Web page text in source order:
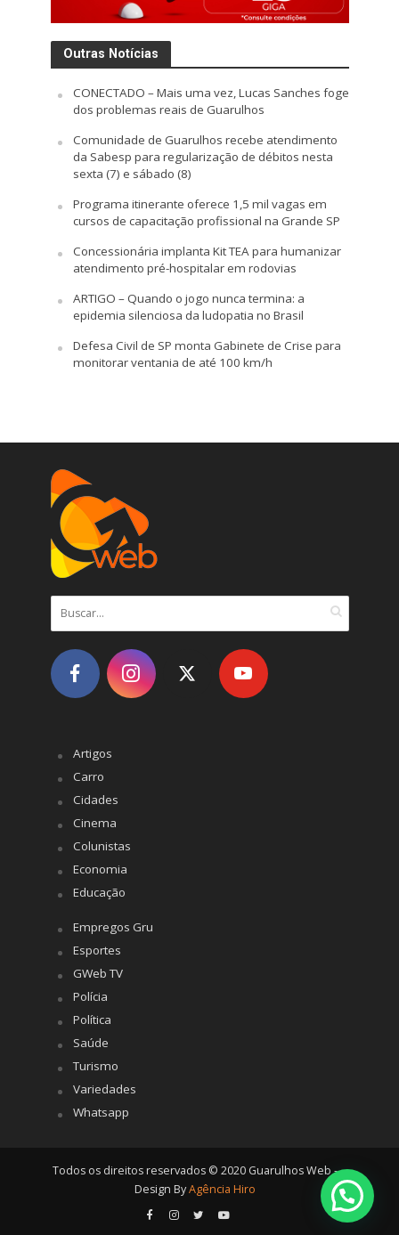
Outras Notícias
CONECTADO – Mais uma vez, Lucas Sanches foge
dos problemas reais de Guarulhos
Comunidade de Guarulhos recebe atendimento
da Sabesp para regularização de débitos nesta
sexta (7) e sábado (8)
Programa itinerante oferece 1,5 mil vagas em
cursos de capacitação profissional na Grande SP
Concessionária implanta Kit TEA para humanizar
atendimento pré-hospitalar em rodovias
ARTIGO – Quando o jogo nunca termina: a
epidemia silenciosa da ludopatia no Brasil
Defesa Civil de SP monta Gabinete de Crise para
monitorar ventania de até 100 km/h
Artigos
Carro
Cidades
Cinema
Colunistas
Economia
Educação
Empregos Gru
Esportes
GWeb TV
Polícia
Política
Saúde
Turismo
Variedades
Whatsapp
Todos os direitos reservados © 2020 Guarulhos Web -
Design ByAgência Hiro